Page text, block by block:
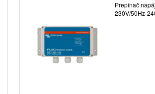
Prepínač
230V/50Hz-